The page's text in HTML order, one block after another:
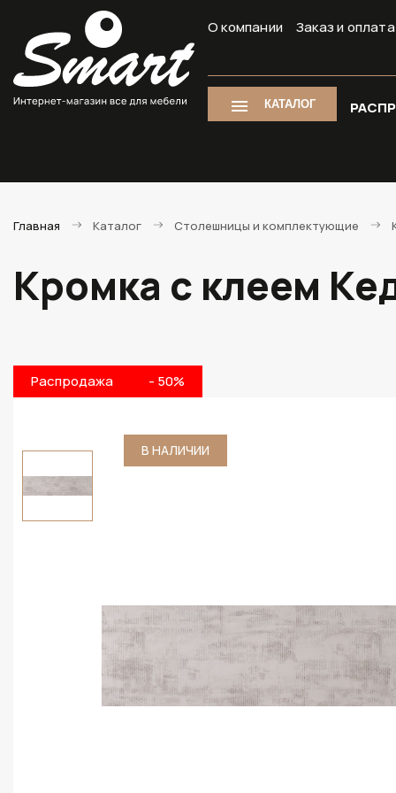
О компании Заказ и оплата
КАТАЛОГ
Главная Каталог Столешницы и комплектующие
Кромка с клеем
Распродажа - 50%
В НАЛИЧИИ